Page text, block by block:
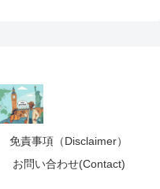
免責事項（Disclaimer）
お問い合わせ(Contact)